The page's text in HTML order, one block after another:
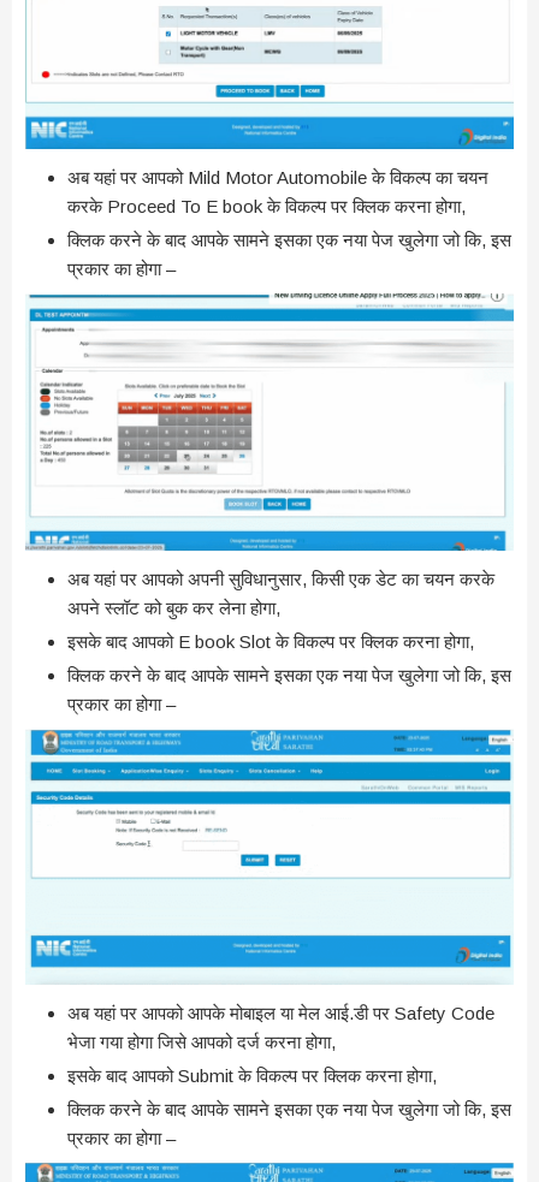
अब यहां पर आपको Mild Motor Automobile के विकल्प का चयन
करके Proceed To E book के विकल्प पर क्लिक करना होगा,
क्लिक करने के बाद आपके सामने इसका एक नया पेज खुलेगा जो कि, इस
प्रकार का होगा –
अब यहां पर आपको अपनी सुविधानुसार, किसी एक डेट का चयन करके
अपने स्लॉट को बुक कर लेना होगा,
इसके बाद आपको E book Slot के विकल्प पर क्लिक करना होगा,
क्लिक करने के बाद आपके सामने इसका एक नया पेज खुलेगा जो कि, इस
प्रकार का होगा –
अब यहां पर आपको आपके मोबाइल या मेल आई.डी पर Safety Code
भेजा गया होगा जिसे आपको दर्ज करना होगा,
इसके बाद आपको Submit के विकल्प पर क्लिक करना होगा,
क्लिक करने के बाद आपके सामने इसका एक नया पेज खुलेगा जो कि, इस
प्रकार का होगा –